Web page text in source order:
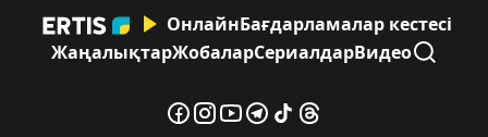
ОнлайнБағдарламалар кестесі
ЖаңалықтарЖобаларСериалдарВидео